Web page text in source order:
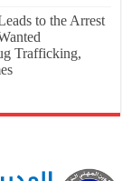
to the Arrest
Trafficking,